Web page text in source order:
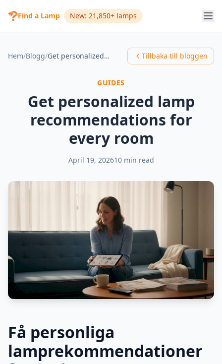
Find a Lamp New: 21,850+ lamps
Hem/Blogg/ Get personalized lamp recommendations for every room Tillbaka till bloggen
GUIDES
Get personalized lamp
recommendations for
every room
April 19, 202610 min read
Få personliga
lamprekommendationer